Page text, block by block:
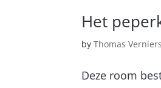
Het
byThomas Verniers
Deze room